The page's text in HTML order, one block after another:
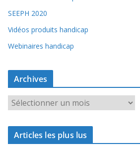
SEEPH 2020
Vidéos produits handicap
Webinaires handicap
Archives
r
c
Articles les plus lus